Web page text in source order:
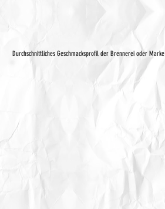
Durchschnittliches Geschmacksprofil der Brennerei oder Marke